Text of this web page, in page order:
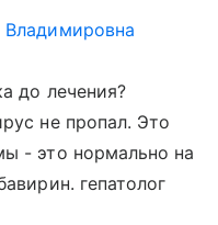
Владимировна
до лечения?
не пропал. Это
- это нормально на
гепатолог